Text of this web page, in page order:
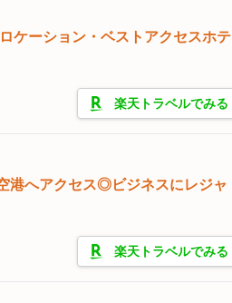
ーション・ベストアクセスホテ
楽天トラベルでみる
港へアクセス◎ビジネスにレジャ
楽天トラベルでみる